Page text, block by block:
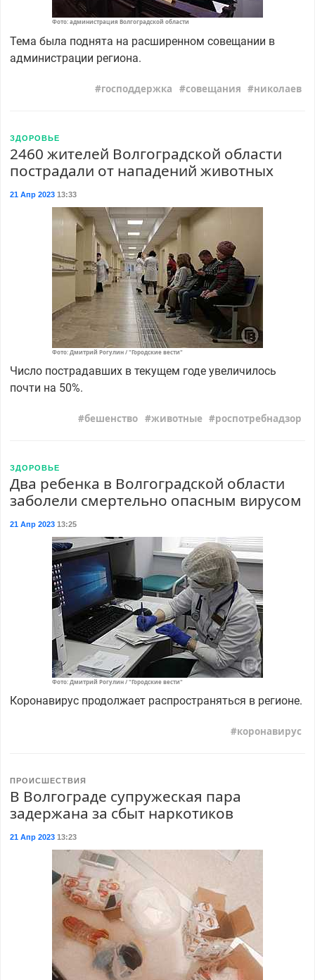
Фото: администрация Волгоградской области
Тема была поднята на расширенном совещании в
администрации региона.
господдержка совещания николаев
ЗДОРОВЬЕ
2460 жителей Волгоградской области
пострадали от нападений животных
21 Апр 202313:33
Фото: Дмитрий Рогулин / "Городские вести"
Число пострадавших в текущем годе увеличилось
почти на 50%.
бешенство животные роспотребнадзор
ЗДОРОВЬЕ
Два ребенка в Волгоградской области
заболели смертельно опасным вирусом
21 Апр 202313:25
Фото: Дмитрий Рогулин / "Городские вести"
Коронавирус продолжает распространяться в регионе.
коронавирус
ПРОИСШЕСТВИЯ
В Волгограде супружеская пара
задержана за сбыт наркотиков
21 Апр 202313:23